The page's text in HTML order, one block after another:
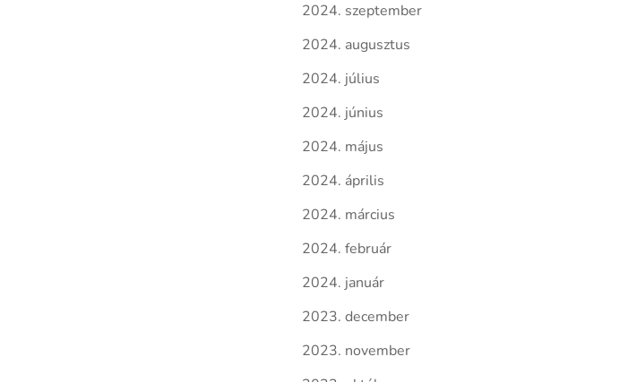
2024. szeptember
2024. augusztus
2024. július
2024. június
2024. május
2024. április
2024. március
2024. február
2024. január
2023. december
2023. november